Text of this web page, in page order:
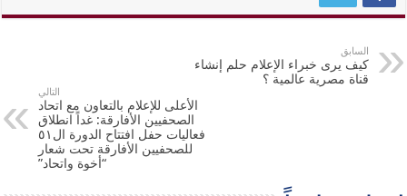
السابق
كيف يرى خبراء الإعلام حلم إنشاء
قناة مصرية عالمية ؟
التالي
الأعلى للإعلام بالتعاون مع اتحاد
الصحفيين الأفارقة: غداً انطلاق
فعاليات حفل افتتاح الدورة ال٥١
للصحفيين الأفارقة تحت شعار
“أخوة واتحاد”